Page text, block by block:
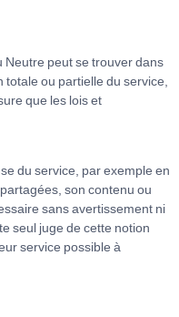
Neutre peut se trouver dans
ou partielle du service,
que les lois et
du service, par exemple en
son contenu ou
sans avertissement ni
seul juge de cette notion
service possible à